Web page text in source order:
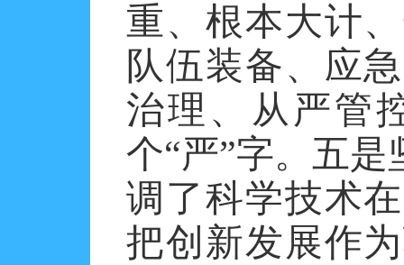
重、根本大计
队伍装备、应
治理、从严管
个“严”字。五
调了科学技术
把创新发展作